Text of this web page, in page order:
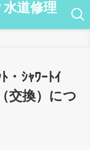
道修理
・ｼｬﾜｰﾄｲ
交換）につ